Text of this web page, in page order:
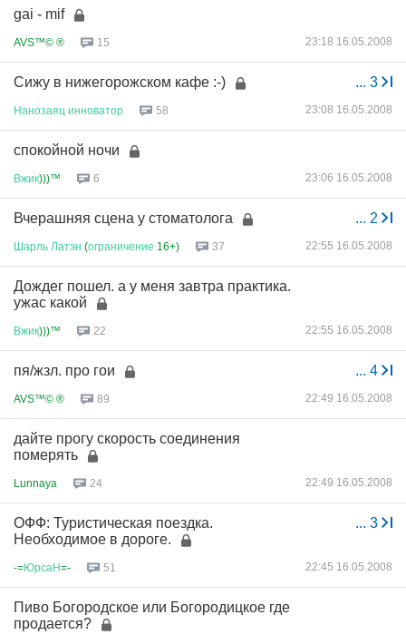
gai - mif
AVS™© ® 15 23:18 16.05.2008
... 3
Сижу в нижегорожском кафе :-)
Нанозаяц инноватор 58 23:08 16.05.2008
спокойной ночи
Вжик)))™ 6 23:06 16.05.2008
... 2
Вчерашняя сцена у стоматолога
Шарль Латэн (ограничение 16+) 37 22:55 16.05.2008
Дождег пошел. а у меня завтра практика.
ужас какой
Вжик)))™ 22 22:55 16.05.2008
... 4
пя/жзл. про гои
AVS™© ® 89 22:49 16.05.2008
дайте прогу скорость соединения
померять
Lunnaya 24 22:49 16.05.2008
... 3
ОФФ: Туристическая поездка.
Необходимое в дороге.
-=ЮрсаН=- 51 22:45 16.05.2008
Пиво Богородское или Богородицкое где
продается?